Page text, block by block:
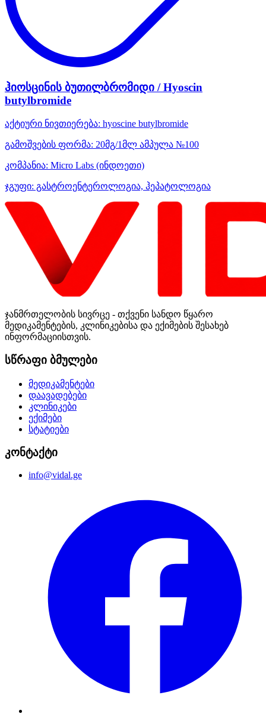
ჰიოსცინის ბუთილბრომიდი / Hyoscin
butylbromide
აქტიური ნივთიერება: hyoscine butylbromide
გამოშვების ფორმა: 20მგ/1მლ ამპულა №100
კომპანია: Micro Labs (ინდოეთი)
ჯგუფი: გასტროენტეროლოგია, ჰეპატოლოგია
ჯანმრთელობის სივრცე - თქვენი სანდო წყარო
მედიკამენტების, კლინიკებისა და ექიმების შესახებ
ინფორმაციისთვის.
სწრაფი ბმულები
მედიკამენტები
დაავადებები
კლინიკები
ექიმები
სტატიები
კონტაქტი
info@vidal.ge